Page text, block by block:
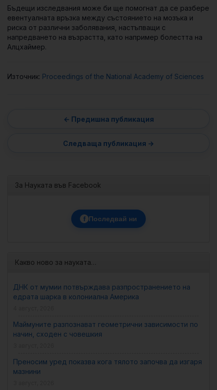
Бъдещи изследвания може би ще помогнат да се разбере
евентуалната връзка между състоянието на мозъка и
риска от различни заболявания, настъпващи с
напредването на възрастта, като например болестта на
Алцхаймер.
Източник: Proceedings of the National Academy of Sciences
За Науката във Facebook
f Последвай ни
Какво ново за науката…
ДНК от мумии потвърждава разпространението на
едрата шарка в колониална Америка
Маймуните разпознават геометрични зависимости по
начин, сходен с човешкия
Преносим уред показва кога тялото започва да изгаря
мазнини